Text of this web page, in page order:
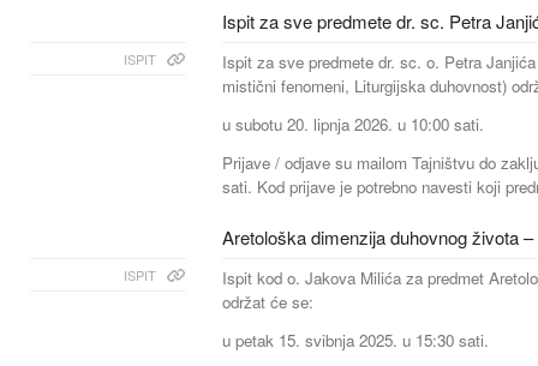
Ispit za sve predmete dr. sc. Petra
ISPIT
Ispit za sve predmete dr. sc. o. Petra
mistični fenomeni, Liturgijska duhovnost)
u subotu 20. lipnja 2026. u 10:00 sati.
Prijave / odjave su mailom Tajništvu do
sati. Kod prijave je potrebno navesti koji
Aretološka dimenzija duhovnog života –
ISPIT
Ispit kod o. Jakova Milića za predmet
održat će se:
u petak 15. svibnja 2025. u 15:30 sati.